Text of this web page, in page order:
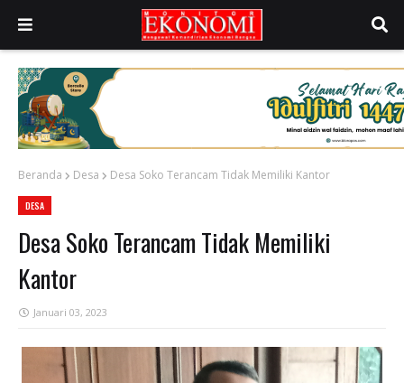
Beranda Desa Desa Soko Terancam Tidak Memiliki Kantor
DESA
Desa Soko Terancam Tidak Memiliki
Kantor
Januari 03, 2023